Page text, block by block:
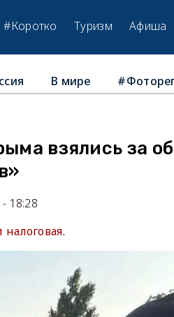
#Коротко Туризм Афиша
В мире
взялись за
18:28